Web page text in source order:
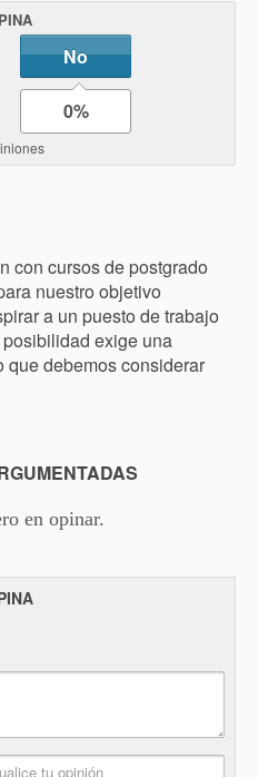
No
0%
con cursos de postgrado
nuestro objetivo
a un puesto de trabajo
exige una
que debemos considerar
en opinar.